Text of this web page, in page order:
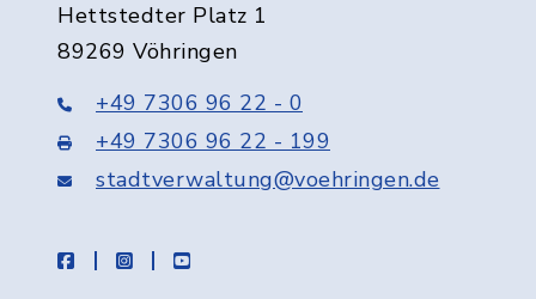
Hettstedter Platz 1
89269 Vöhringen
+49 7306 96 22 - 0
+49 7306 96 22 - 199
stadtverwaltung@voehringen.de
facebookinstagramyoutube